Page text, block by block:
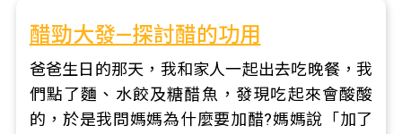
醋勁大發—探討醋的功用
爸爸生日的那天，我和家人一起出去吃晚餐，我
們點了麵、水餃及糖醋魚，發現吃起來會酸酸
的，於是我問媽媽為什麼要加醋?媽媽說「加了